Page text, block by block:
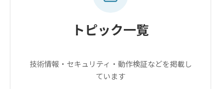
トピック一覧
技術情報・セキュリティ・動作検証などを掲載し
ています